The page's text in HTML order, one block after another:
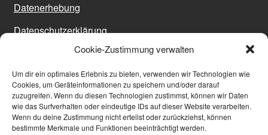
Cookie-Zustimmung verwalten
Um dir ein optimales Erlebnis zu bieten, verwenden wir Technologien wie
Cookies, um Geräteinformationen zu speichern und/oder darauf
zuzugreifen. Wenn du diesen Technologien zustimmst, können wir Daten
wie das Surfverhalten oder eindeutige IDs auf dieser Website verarbeiten.
Wenn du deine Zustimmung nicht erteilst oder zurückziehst, können
bestimmte Merkmale und Funktionen beeinträchtigt werden.
Datenerhebung
Datenschutzerklärung
Sitemap
Versand
Widerrufsbelehrung